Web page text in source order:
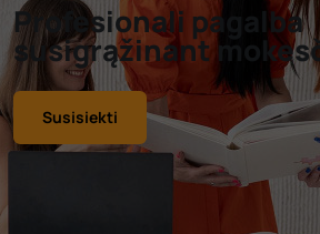
Profesionali pagalba
susigrąžinant
Susisiekti